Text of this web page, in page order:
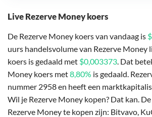
Live Rezerve Money koers
De Rezerve Money koers van vandaag is
uurs handelsvolume van Rezerve Money
koers is gedaald met $0,003373. Dat
Money koers met8,80% is gedaald.
nummer 2958 en heeft een
Wil je Rezerve Money kopen? Dat kan.
Rezerve Money te kopen zijn: Bitvavo,